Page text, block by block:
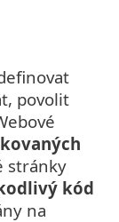
povolit
stránky
kód
na